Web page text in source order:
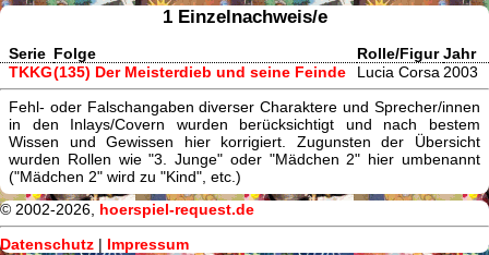
1 Einzelnachweis/e
Serie Folge Rolle/Figur Jahr
TKKG(135) Der Meisterdieb und seine Feinde Lucia Corsa 2003
Fehl- oder Falschangaben diverser Charaktere und Sprecher/innen
in den Inlays/Covern wurden berücksichtigt und nach bestem
Wissen und Gewissen hier korrigiert. Zugunsten der Übersicht
wurden Rollen wie "3. Junge" oder "Mädchen 2" hier umbenannt
("Mädchen 2" wird zu "Kind", etc.)
© 2002-2026, hoerspiel-request.de
Datenschutz | Impressum